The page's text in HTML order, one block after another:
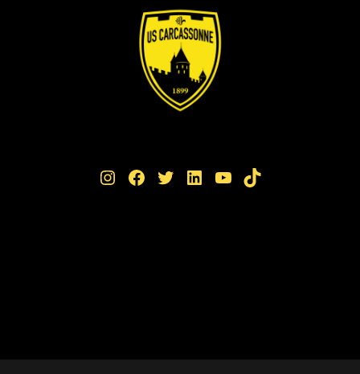
Instagram Facebook Twitter LinkedIn YouTube TikTok